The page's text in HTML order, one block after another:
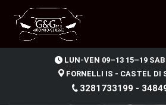
LUN-VEN 09–13 15–19 SAB
FORNELLI IS - CASTEL DI
3281733199 -